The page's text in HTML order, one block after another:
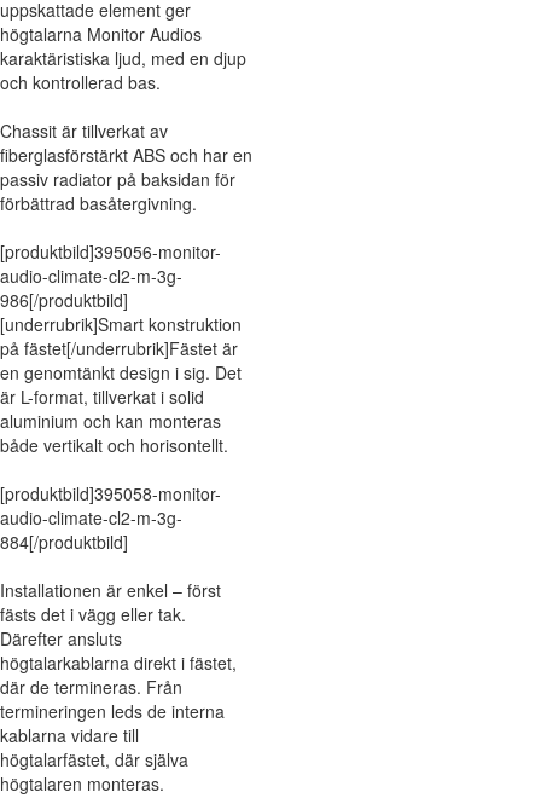
uppskattade element ger
högtalarna Monitor Audios
karaktäristiska ljud, med en djup
och kontrollerad bas.
Chassit är tillverkat av
fiberglasförstärkt ABS och har en
passiv radiator på baksidan för
förbättrad basåtergivning.
[produktbild]395056-monitor-
audio-climate-cl2-m-3g-
986[/produktbild]
[underrubrik]Smart konstruktion
på fästet[/underrubrik]Fästet är
en genomtänkt design i sig. Det
är L-format, tillverkat i solid
aluminium och kan monteras
både vertikalt och horisontellt.
[produktbild]395058-monitor-
audio-climate-cl2-m-3g-
884[/produktbild]
Installationen är enkel – först
fästs det i vägg eller tak.
Därefter ansluts
högtalarkablarna direkt i fästet,
där de termineras. Från
termineringen leds de interna
kablarna vidare till
högtalarfästet, där själva
högtalaren monteras.